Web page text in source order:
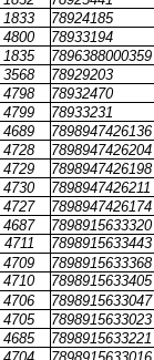
1833
78924185
4800
78933194
1835
7896388000359
3568
78929203
4798
78932470
4799
78933231
4689
7898947426136
4728
7898947426204
4729
7898947426198
4730
7898947426211
4727
7898947426174
4687
7898915633320
4711
7898915633443
4709
7898915633368
4710
7898915633405
4706
7898915633047
4705
7898915633023
4685
7898915633221